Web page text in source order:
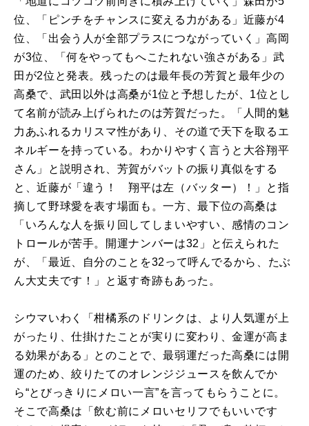
位、「ピンチをチャンスに変える力がある」近藤が4
位、「出会う人が全部プラスにつながっていく」高岡
が3位、「何をやってもへこたれない強さがある」武
田が2位と発表。残ったのは最年長の芳賀と最年少の
高桑で、武田以外は高桑が1位と予想したが、 1位とし
て名前が読み上げられたのは芳賀だった。「人間的魅
力あふれるカリスマ性があり、その道で天下を取るエ
ネルギーを持っている。わかりやすく言うと大谷翔平
さん」と説明され、芳賀がバットの振り真似をする
と、近藤が「違う！ 翔平は左（バッター）！」と指
摘して野球愛を表す場面も。一方、最下位の高桑は
「いろんな人を振り回してしまいやすい、感情のコン
トロールが苦手。開運ナンバーは32 」と伝えられた
が、「最近、自分のことを32 って呼んでるから、たぶ
ん大丈夫です！」と返す奇跡もあった。
シウマいわく「柑橘系のドリンクは、より人気運が上
がったり、仕掛けたことが実りに変わり、金運が高ま
る効果がある」とのことで、最弱運だった高桑には開
運のため、絞りたてのオレンジジュースを飲んでか
ら“とびっきりにメロい一言”を言ってもらうことに。
そこで高桑は「飲む前にメロいセリフでもいいです